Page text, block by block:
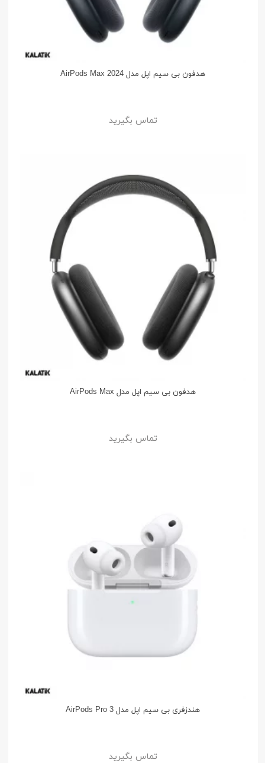
هدفون بی سیم اپل مدل AirPods Max 2024
تماس بگیرید
هدفون بی سیم اپل مدل AirPods Max
تماس بگیرید
هندزفری بی سیم اپل مدل AirPods Pro 3
تماس بگیرید